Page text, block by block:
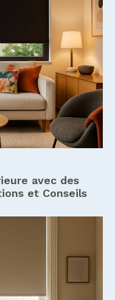
avec des
et Conseils